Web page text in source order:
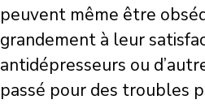
peuvent même être
grandement à leur
antidépresseurs ou
passé pour des troubles